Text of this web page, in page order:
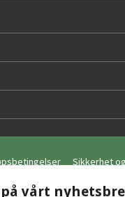
Sikkerhet
Nyhetsbrev
vårt